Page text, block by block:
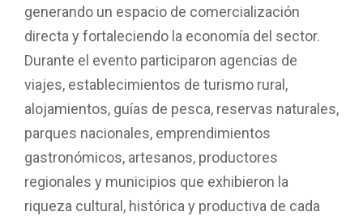
generando un espacio de comercialización
directa y fortaleciendo la economía del sector.
Durante el evento participaron agencias de
viajes, establecimientos de turismo rural,
alojamientos, guías de pesca, reservas naturales,
parques nacionales, emprendimientos
gastronómicos, artesanos, productores
regionales y municipios que exhibieron la
riqueza cultural, histórica y productiva de cada